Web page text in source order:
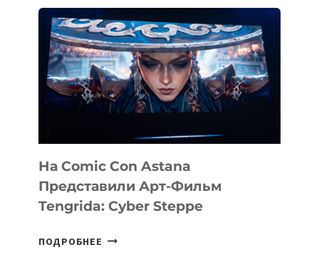
В
PERCEPTIS
—
AI-
ПЛАТФОРМУ
ДЛЯ
ИНДУСТРИИ
На Comic Con Astana
Представили Арт-Фильм
Tengrida: Cyber Steppe
ПОДРОБНЕЕ НА